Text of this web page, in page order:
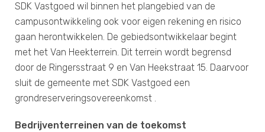
SDK Vastgoed wil binnen het plangebied van de
campusontwikkeling ook voor eigen rekening en risico
gaan herontwikkelen. De gebiedsontwikkelaar begint
met het Van Heekterrein. Dit terrein wordt begrensd
door de Ringersstraat 9 en Van Heekstraat 15. Daarvoor
sluit de gemeente met SDK Vastgoed een
grondreserveringsovereenkomst .
Bedrijventerreinen van de toekomst